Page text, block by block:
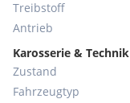
Treibstoff
Antrieb
Karosserie & Technik
Zustand
Fahrzeugtyp